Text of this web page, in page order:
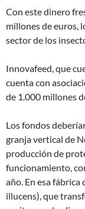
Con este dinero
millones de euros,
sector de los
Innovafeed, que
cuenta con
de 1.000 millones
Los fondos
granja vertical de
producción de
funcionamiento,
año. En esa
illucens), que